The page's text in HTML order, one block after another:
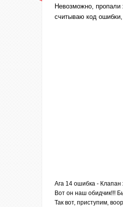
Невозможно, пропали
считываю код
Ага 14 ошибка - Клапан
Вот он наш обидчик!!!
Так вот, приступим,